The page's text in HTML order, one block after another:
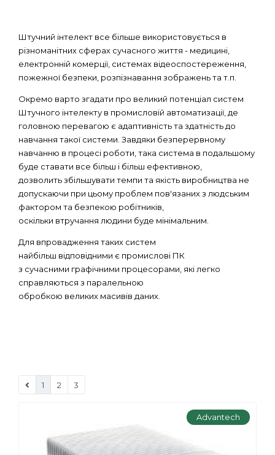
Штучний інтелект все більше використовується в
різноманітних сферах сучасного життя - медицині,
електронній комерції, системах відеоспостереження,
пожежної безпеки, розпізнавання зображень та т.п.
Окремо варто згадати про великий потенціал систем
Штучного інтелекту в промисловій автоматизації, де
головною перевагою є адаптивність та здатність до
навчання такої системи. Завдяки безперервному
навчанню в процесі роботи, така система в подальшому
буде ставати все більш і більш ефективною,
дозволить збільшувати темпи та якість виробництва не
допускаючи при цьому проблем пов'язаних з людським
фактором та безпекою робітників,
оскільки втручання людини буде мінімальним.
Для впровадження таких систем
найбільш відповідними є промислові ПК
з сучасними графічними процесорами, які легко
справляються з паралельною
обробкою великих масивів даних.
1 2 3
Advantech